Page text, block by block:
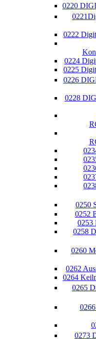
0220
0222
0224
0225
0226
0228
0250
0252
0253
0258
0260
0262
0264
0265
0273